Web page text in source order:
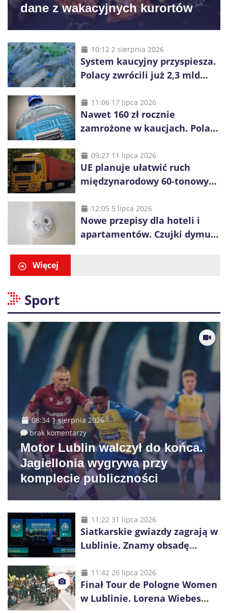
dane z wakacyjnych kurortów
10:12 2 sierpnia 2026
System kaucyjny przyspiesza.
Polacy zwrócili już 2,3 mld
11:06 17 lipca 2026
Nawet 160 zł rocznie
zamrożone w kaucjach. Polacy
vouchery
09:27 11 lipca 2026
UE planuje ułatwić ruch
międzynarodowy 60-tonowych
konkurencji
12:05 5 lipca 2026
Nowe przepisy dla hoteli i
apartamentów. Czujki dymu
Więcej
Sport
08:34 1 sierpnia 2026
brak komentarzy
Motor Lublin walczył do końca.
Jagiellonia wygrywa przy
komplecie publiczności
11:22 31 lipca 2026
Siatkarskie gwiazdy zagrają w
Lublinie. Znamy obsadę
11:42 26 lipca 2026
Finał Tour de Pologne Women
w Lublinie. Lorena Wiebes